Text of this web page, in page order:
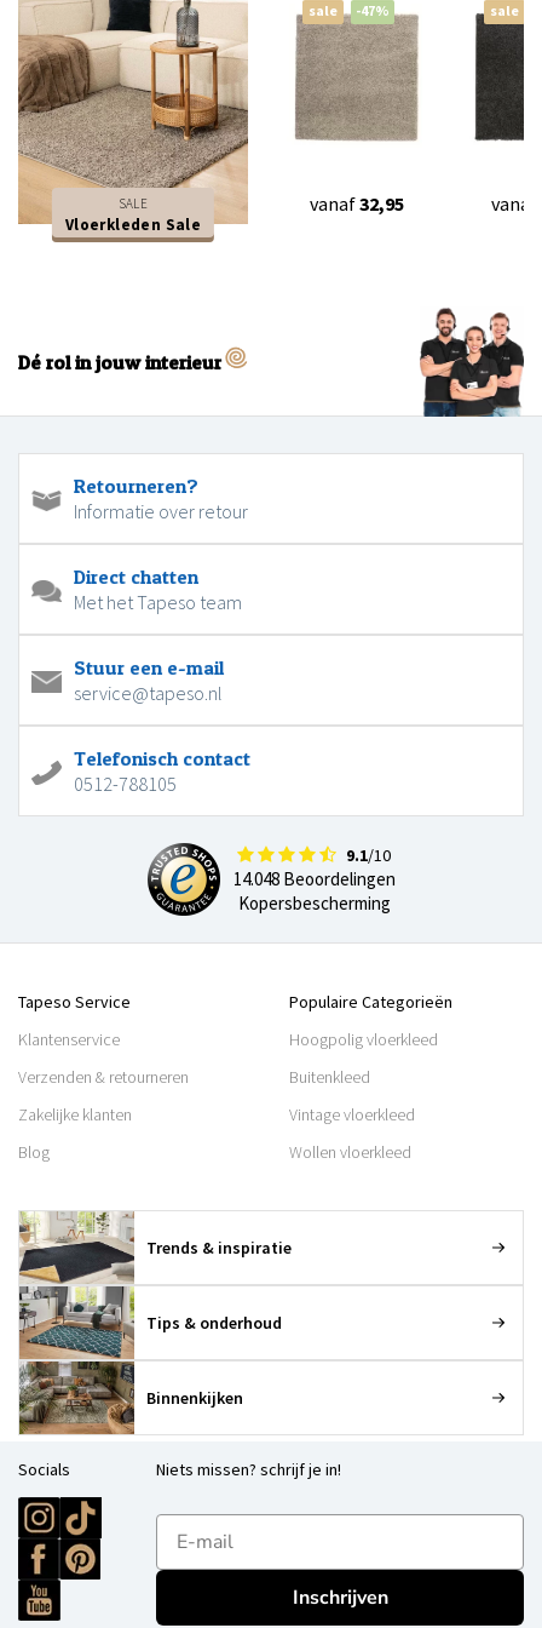
SALE
Vloerkleden Sale
sale -47%
vanaf32,95
sale
vanaf
Dé rol in jouw interieur
Retourneren?
Informatie over retour
Direct chatten
Met het Tapeso team
Stuur een e-mail
service@tapeso.nl
Telefonisch contact
0512-788105
9.1/10
14.048 Beoordelingen
Kopersbescherming
Tapeso Service
Klantenservice
Verzenden & retourneren
Zakelijke klanten
Blog
Populaire Categorieën
Hoogpolig vloerkleed
Buitenkleed
Vintage vloerkleed
Wollen vloerkleed
Trends & inspiratie
Tips & onderhoud
Binnenkijken
Socials Niets missen? schrijf je in!
E-mailadres
Inschrijven